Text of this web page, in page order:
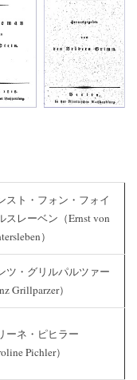
スト・フォン・フォイ
スレーベン（Ernst von
）
ツ・グリルパルツァー
Grillparzer）
ーネ・ピヒラー
Pichler）